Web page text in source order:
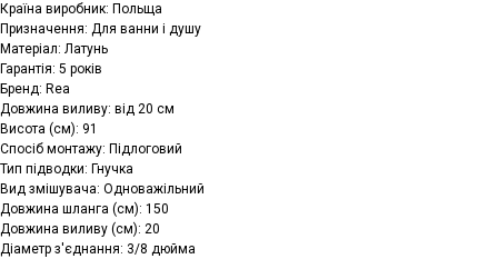
Країна виробник: Польща
Призначення: Для ванни і душу
Матеріал: Латунь
Гарантія: 5 років
Бренд: Rea
Довжина виливу: від 20 см
Висота (см): 91
Спосіб монтажу: Підлоговий
Тип підводки: Гнучка
Вид змішувача: Одноважільний
Довжина шланга (см): 150
Довжина виливу (см): 20
Діаметр з'єднання: 3/8 дюйма